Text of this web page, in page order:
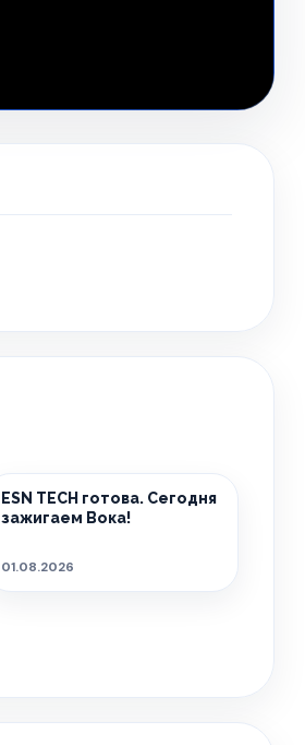
ESN TECH готова. Сегодня
зажигаем Вока!
01.08.2026